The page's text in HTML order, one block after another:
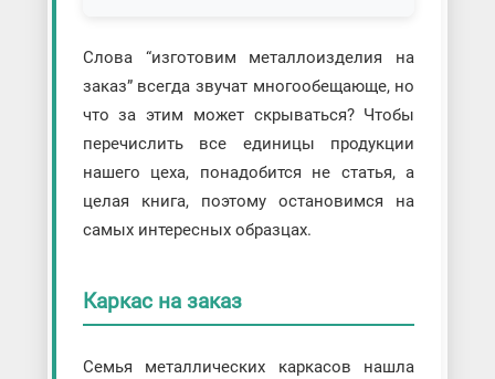
Слова “изготовим металлоизделия на
заказ” всегда звучат многообещающе, но
что за этим может скрываться? Чтобы
перечислить все единицы продукции
нашего цеха, понадобится не статья, а
целая книга, поэтому остановимся на
самых интересных образцах.
Каркас на заказ
Семья металлических каркасов нашла